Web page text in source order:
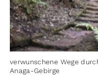
verwunschene Wege
Anaga-Gebirge